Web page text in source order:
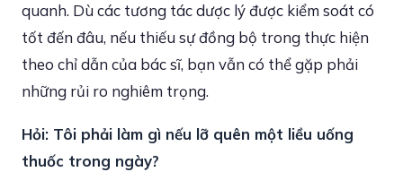
quanh. Dù các tương tác dược lý được kiểm soát có
tốt đến đâu, nếu thiếu sự đồng bộ trong thực hiện
theo chỉ dẫn của bác sĩ, bạn vẫn có thể gặp phải
những rủi ro nghiêm trọng.
Hỏi: Tôi phải làm gì nếu lỡ quên một liều uống
thuốc trong ngày?